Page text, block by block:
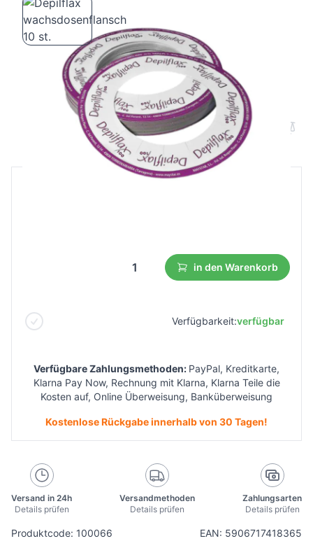
Depilflax wachsdosenflansch 10 st.
Produktcode: 100066 EAN: 5906717418365
B2B Preis Endverbraucherpreis
in den Warenkorb
Verfügbarkeit:verfügbar
Verfügbare Zahlungsmethoden: PayPal, Kreditkarte,
Klarna Pay Now, Rechnung mit Klarna, Klarna Teile die
Kosten auf, Online Überweisung, Banküberweisung
Kostenlose Rückgabe innerhalb von 30 Tagen!
Versand in 24h
Details prüfen
Versandmethoden
Details prüfen
Zahlungsarten
Details prüfen